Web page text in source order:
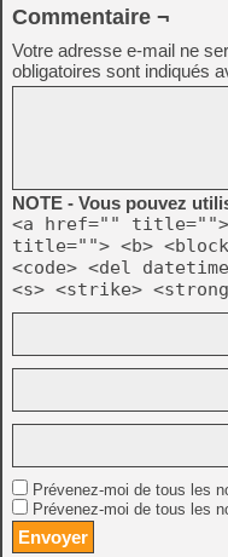
* Updated to MAME /
* Failure to
a filter with an
* Various minor
Commentaire ¬
Votre adresse e-mail ne
obligatoires sont indiqués
NOTE - Vous pouvez
<a href="" title="">
title=""> <b>
<code> <del
<s> <strike>
Prévenez-moi de tous les
Prévenez-moi de tous les